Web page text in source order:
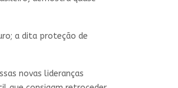
a dita proteção de
novas lideranças